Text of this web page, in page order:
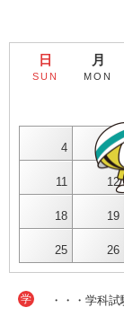
日
SUN
月
MON
4 5
11 12
18 19
25 26
学 ・・・学科試